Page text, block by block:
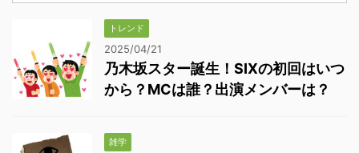
トレンド
2025/04/21
乃木坂スター誕生！SIXの初回はいつ
から？MCは誰？出演メンバーは？
雑学